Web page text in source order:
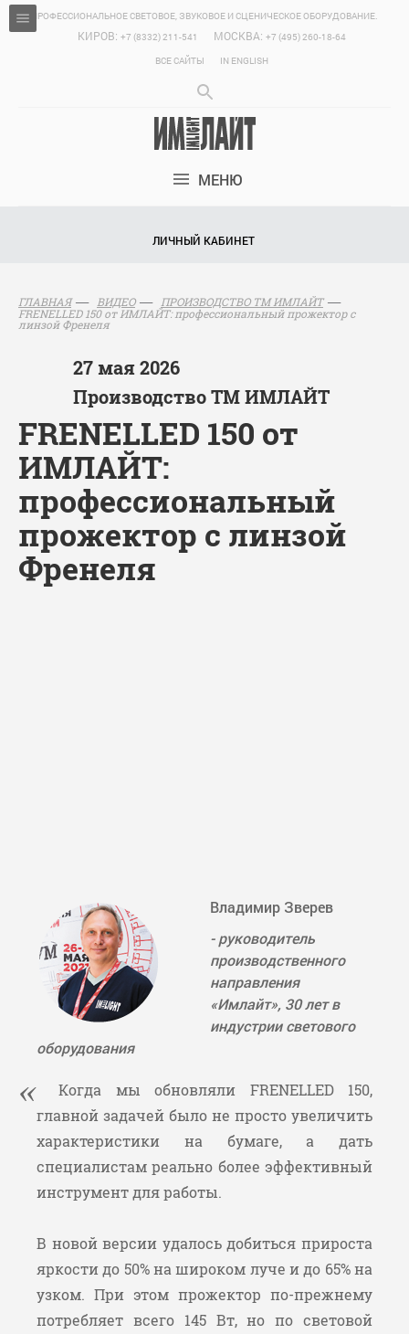
ПРОФЕССИОНАЛЬНОЕ СВЕТОВОЕ, ЗВУКОВОЕ И СЦЕНИЧЕСКОЕ ОБОРУДОВАНИЕ.
КИРОВ: +7 (8332) 211-541 МОСКВА: +7 (495) 260-18-64
ВСЕ САЙТЫ
IN ENGLISH
МЕНЮ
ЛИЧНЫЙ КАБИНЕТ
ГЛАВНАЯ ВИДЕО
ПРОИЗВОДСТВО ТМ ИМЛАЙТ
FRENELLED 150 от ИМЛАЙТ: профессиональный прожектор с
линзой Френеля
27 мая 2026
Производство ТМ ИМЛАЙТ
FRENELLED 150 от
ИМЛАЙТ:
профессиональный
прожектор с линзой
Френеля
Владимир Зверев
- руководитель
производственного
направления
«Имлайт», 30 лет в
индустрии светового
оборудования
Когда мы обновляли FRENELLED 150,
главной задачей было не просто увеличить
характеристики на бумаге, а дать
специалистам реально более эффективный
инструмент для работы.
В новой версии удалось добиться прироста
яркости до 50% на широком луче и до 65% на
узком. При этом прожектор по-прежнему
потребляет всего 145 Вт, но по световой